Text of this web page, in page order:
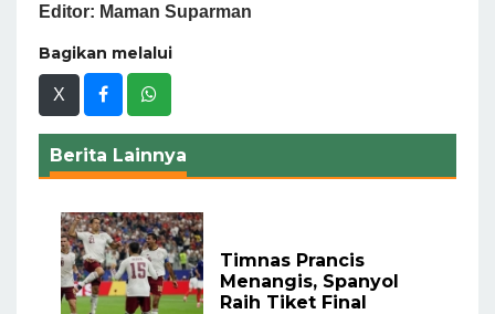
Editor: Maman Suparman
Bagikan melalui
X
Berita Lainnya
Timnas Prancis
Menangis, Spanyol
Raih Tiket Final